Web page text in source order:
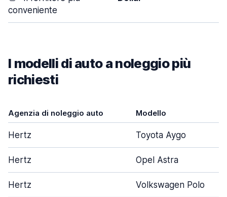
conveniente
I modelli di auto a noleggio più
richiesti
Agenzia di noleggio auto Modello
Hertz Toyota Aygo
Hertz Opel Astra
Hertz Volkswagen Polo